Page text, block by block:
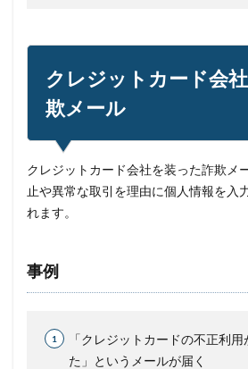
クレジットカード会
欺メール
クレジットカード会社を装った詐欺メ
止や異常な取引を理由に個人情報を入
れます。
事例
「クレジットカードの不正利
た」というメールが届く